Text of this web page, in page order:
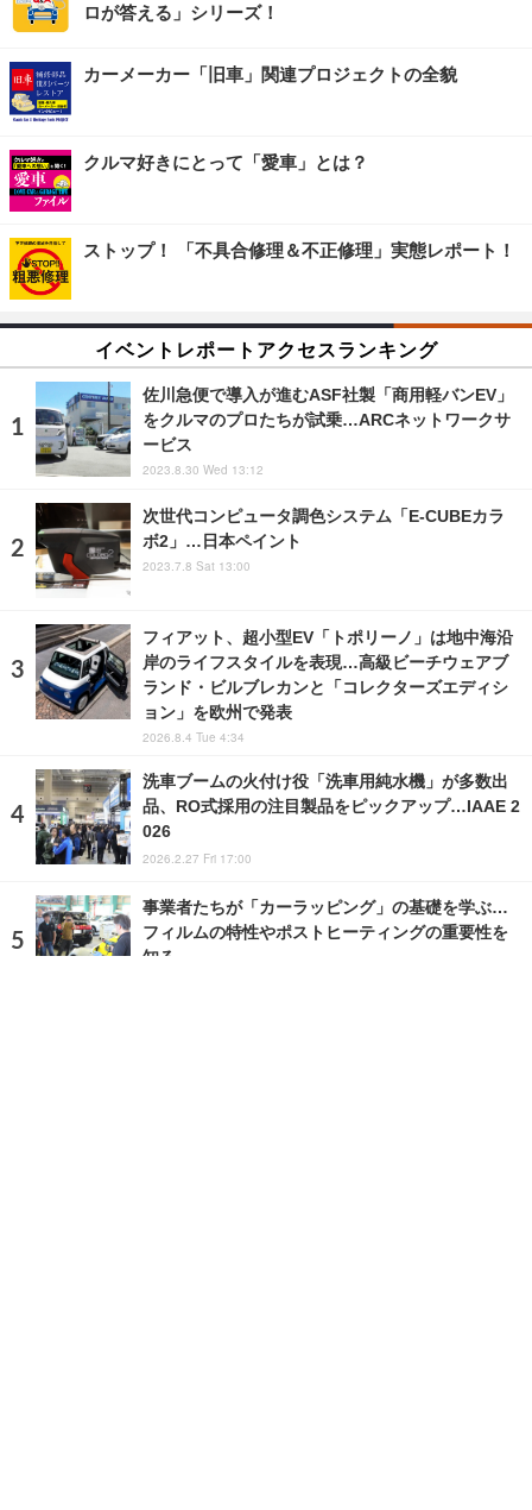
ロが答える」シリーズ！
カーメーカー「旧車」関連プロジェクトの全貌
クルマ好きにとって「愛車」とは？
ストップ！ 「不具合修理＆不正修理」実態レポート！
イベントレポートアクセスランキング
佐川急便で導入が進むASF社製「商用軽バンEV」
をクルマのプロたちが試乗…ARCネットワークサ
ービス
2023.8.30 Wed 13:12
次世代コンピュータ調色システム「E-CUBEカラ
ボ2」…日本ペイント
2023.7.8 Sat 13:00
フィアット、超小型EV「トポリーノ」は地中海沿
岸のライフスタイルを表現…高級ビーチウェアブ
ランド・ビルブレカンと「コレクターズエディシ
ョン」を欧州で発表
2026.8.4 Tue 4:34
洗車ブームの火付け役「洗車用純水機」が多数出
品、RO式採用の注目製品をピックアップ…IAAE 2
026
2026.2.27 Fri 17:00
事業者たちが「カーラッピング」の基礎を学ぶ…
フィルムの特性やポストヒーティングの重要性を
知る